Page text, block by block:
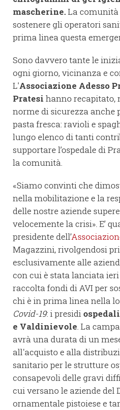
mascherine.La
sostenere gli operatori
prima linea questa
Sono davvero tante le
ogni giorno, vicinanza e
L'Associazione Adesso
Pratesi hanno recapitato,
norme di sicurezza anche
pasta fresca: ravioli e
lungo elenco di tanti
supportare l’ospedale di
la comunità.
«Siamo convinti che
nella mobilitazione e la
delle nostre aziende
velocemente la crisi». E’
presidente dell’
Magazzini, rivolgendosi
esclusivamente alle
con cui è stata lanciata
raccolta fondi di AVI per
chi è in prima linea nella
Covid-19: i presidi
e Valdinievole. La
avrà una durata di un
all'acquisto e alla
sanitario per le strutture
consapevoli delle gravi
cui versano le aziende del
ornamentale pistoiese e